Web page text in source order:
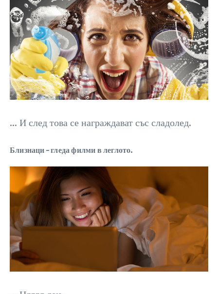
… И след това се награждават със сладолед.
Близнаци – гледа филми в леглото.